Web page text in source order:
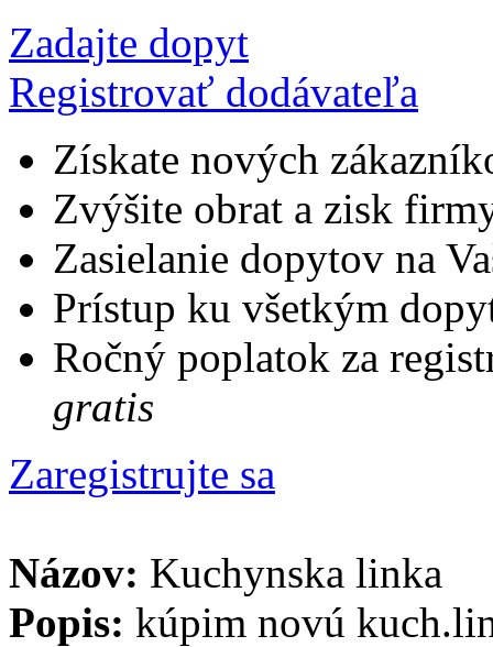
Zadajte dopyt
Registrovať dodávateľa
Získate nových
Zvýšite obrat a zisk
Zasielanie dopytov na
Prístup ku všetkým
Ročný poplatok za
gratis
Zaregistrujte sa
Názov: Kuchynska linka
Popis: kúpim novú